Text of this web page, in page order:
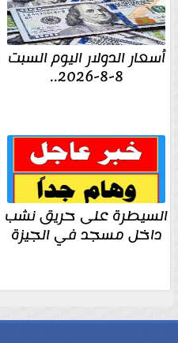
أسعار الدولار اليوم السبت
8-8-2026..
السيطرة على حريق نشب
داخل مسجد في الجيزة